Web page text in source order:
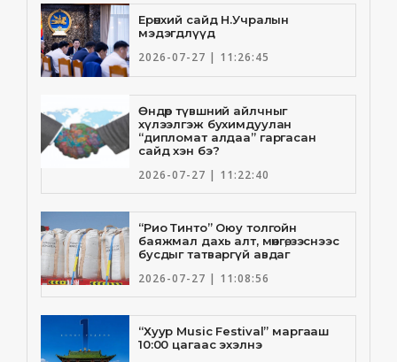
Ерөнхий сайд Н.Учралын
мэдэгдлүүд
2026-07-27 | 11:26:45
Өндөр түвшний айлчныг
хүлээлгэж бухимдуулан
“дипломат алдаа” гаргасан
сайд хэн бэ?
2026-07-27 | 11:22:40
“Рио Тинто” Оюу толгойн
баяжмал дахь алт, мөнгө, зэснээс
бусдыг татваргүй авдаг
2026-07-27 | 11:08:56
“Хуур Music Festival” маргааш
10:00 цагаас эхэлнэ